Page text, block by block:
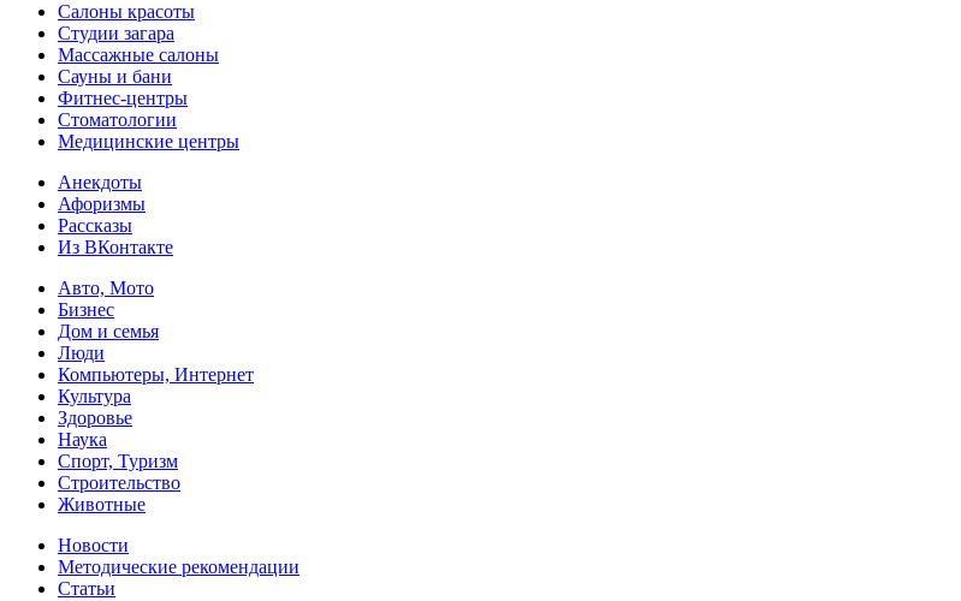
Салоны красоты
Студии загара
Массажные салоны
Сауны и бани
Фитнес-центры
Стоматологии
Медицинские центры
Анекдоты
Афоризмы
Рассказы
Из ВКонтакте
Авто, Мото
Бизнес
Дом и семья
Люди
Компьютеры, Интернет
Культура
Здоровье
Наука
Спорт, Туризм
Строительство
Животные
Новости
Методические рекомендации
Статьи